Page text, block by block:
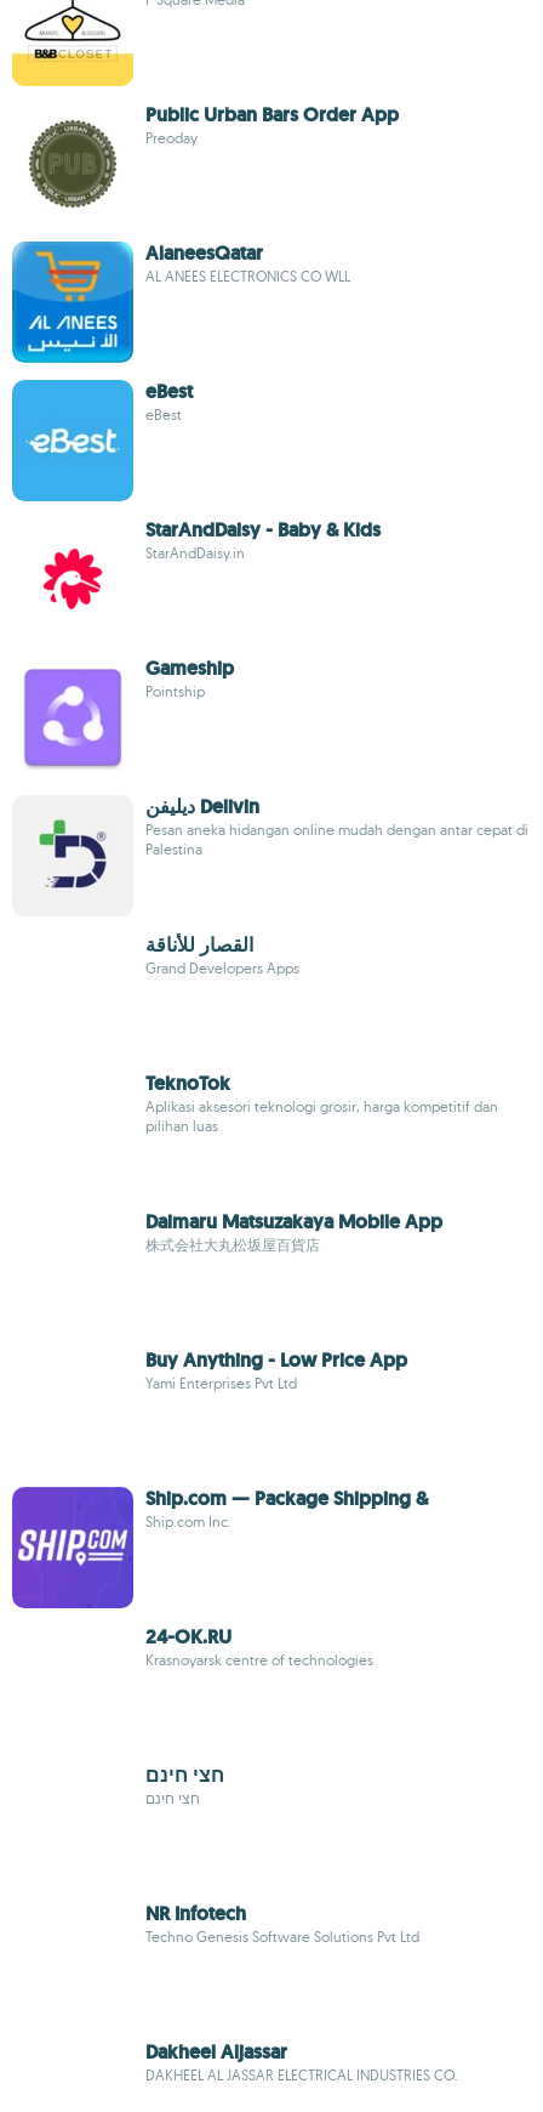
Public Urban Bars Order App
Preoday
AlaneesQatar
AL ANEES ELECTRONICS CO WLL
eBest
eBest
StarAndDaisy - Baby & Kids
StarAndDaisy.in
Gameship
Pointship
ديليفن Delivin
Pesan aneka hidangan online mudah dengan antar cepat di
Palestina
القصار للأناقة
Grand Developers Apps
TeknoTok
Aplikasi aksesori teknologi grosir, harga kompetitif dan
pilihan luas
Daimaru Matsuzakaya Mobile App
株式会社大丸松坂屋百貨店
Buy Anything - Low Price App
Yami Enterprises Pvt Ltd
Ship.com — Package Shipping &
Ship.com Inc.
24-OK.RU
Krasnoyarsk centre of technologies
חצי חינם
חצי חינם
NR Infotech
Techno Genesis Software Solutions Pvt Ltd
Dakheel Aljassar
DAKHEEL AL JASSAR ELECTRICAL INDUSTRIES CO.